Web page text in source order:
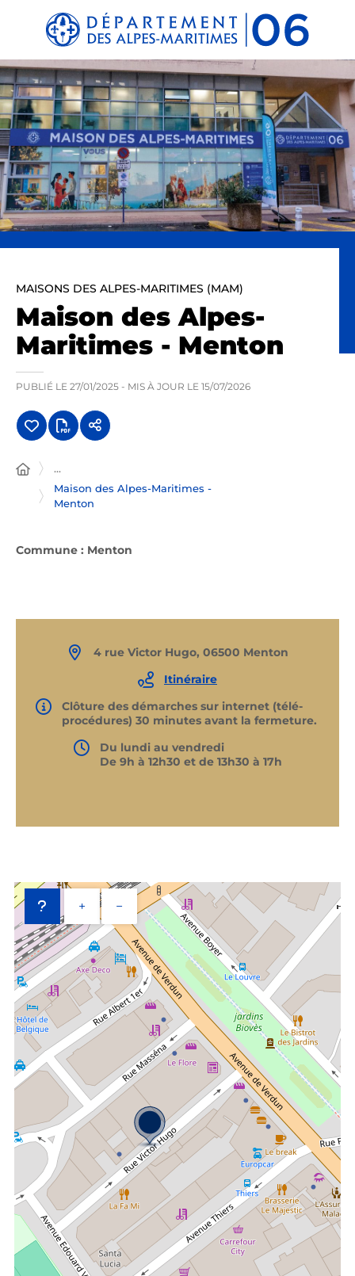
Panneau de gestion des cookies
MAISONS DES ALPES-MARITIMES (MAM)
Maison des Alpes-
Maritimes - Menton
PUBLIÉ LE 27/01/2025 - MIS À JOUR LE 15/07/2026
...
Maison des Alpes-Maritimes -
Menton
Commune : Menton
4 rue Victor Hugo, 06500 Menton
Itinéraire
Clôture des démarches sur internet (télé-
procédures) 30 minutes avant la fermeture.
Du lundi au vendredi
De 9h à 12h30 et de 13h30 à 17h
+ −